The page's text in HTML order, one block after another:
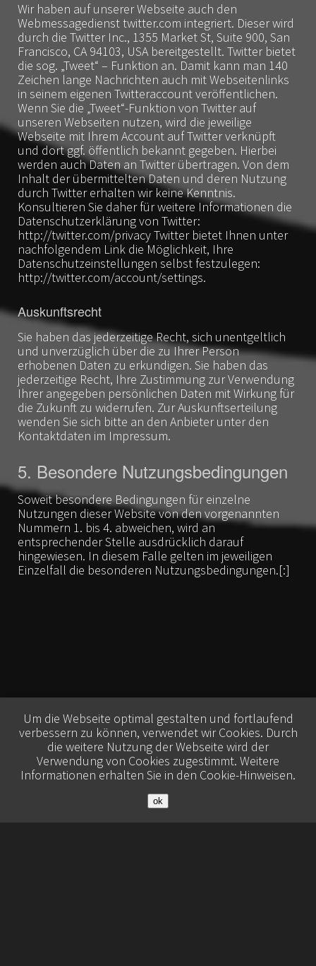
Wir haben auf unserer Webseite auch den
Webmessagedienst twitter.com integriert. Dieser wird
durch die Twitter Inc., 1355 Market St, Suite 900, San
Francisco, CA 94103, USA bereitgestellt. Twitter bietet
die sog. „Tweet“ – Funktion an. Damit kann man 140
Zeichen lange Nachrichten auch mit Webseitenlinks
in seinem eigenen Twitteraccount veröffentlichen.
Wenn Sie die „Tweet“-Funktion von Twitter auf
unseren Webseiten nutzen, wird die jeweilige
Webseite mit Ihrem Account auf Twitter verknüpft
und dort ggf. öffentlich bekannt gegeben. Hierbei
werden auch Daten an Twitter übertragen. Von dem
Inhalt der übermittelten Daten und deren Nutzung
durch Twitter erhalten wir keine Kenntnis.
Konsultieren Sie daher für weitere Informationen die
Datenschutzerklärung von Twitter:
http://twitter.com/privacy Twitter bietet Ihnen unter
nachfolgendem Link die Möglichkeit, Ihre
Datenschutzeinstellungen selbst festzulegen:
http://twitter.com/account/settings.
Auskunftsrecht
Sie haben das jederzeitige Recht, sich unentgeltlich
und unverzüglich über die zu Ihrer Person
erhobenen Daten zu erkundigen. Sie haben das
jederzeitige Recht, Ihre Zustimmung zur Verwendung
Ihrer angegeben persönlichen Daten mit Wirkung für
die Zukunft zu widerrufen. Zur Auskunftserteilung
wenden Sie sich bitte an den Anbieter unter den
Kontaktdaten im Impressum.
5. Besondere Nutzungsbedingungen
Soweit besondere Bedingungen für einzelne
Nutzungen dieser Website von den vorgenannten
Nummern 1. bis 4. abweichen, wird an
entsprechender Stelle ausdrücklich darauf
hingewiesen. In diesem Falle gelten im jeweiligen
Einzelfall die besonderen Nutzungsbedingungen.[:]
Um die Webseite optimal gestalten und fortlaufend
verbessern zu können, verwendet wir Cookies. Durch
die weitere Nutzung der Webseite wird der
Verwendung von Cookies zugestimmt. Weitere
Informationen erhalten Sie in den Cookie-Hinweisen.
ok